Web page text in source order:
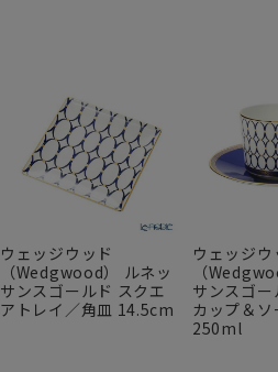
ウェッジウッド
（Wedgwood） ルネッ
サンスゴールド スクエ
アトレイ／角皿 14.5cm
ウェッジウ
（
サンスゴ
カップ＆
250ml